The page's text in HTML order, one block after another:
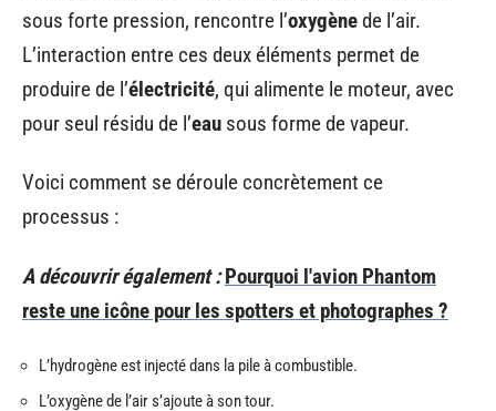
sous forte pression, rencontre l’oxygènede l’air.
L’interaction entre ces deux éléments permet de
produire de l’électricité, qui alimente le moteur, avec
pour seul résidu de l’eau sous forme de vapeur.
Voici comment se déroule concrètement ce
processus :
A découvrir également : Pourquoi l'avion Phantom
reste une icône pour les spotters et photographes ?
L’hydrogène est injecté dans la pile à combustible.
L’oxygène de l’air s’ajoute à son tour.